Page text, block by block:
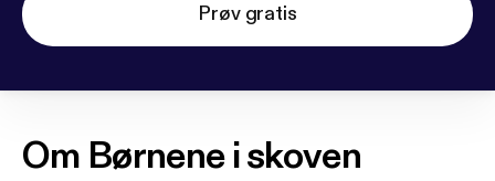
Prøv gratis
Om Børnene i skoven